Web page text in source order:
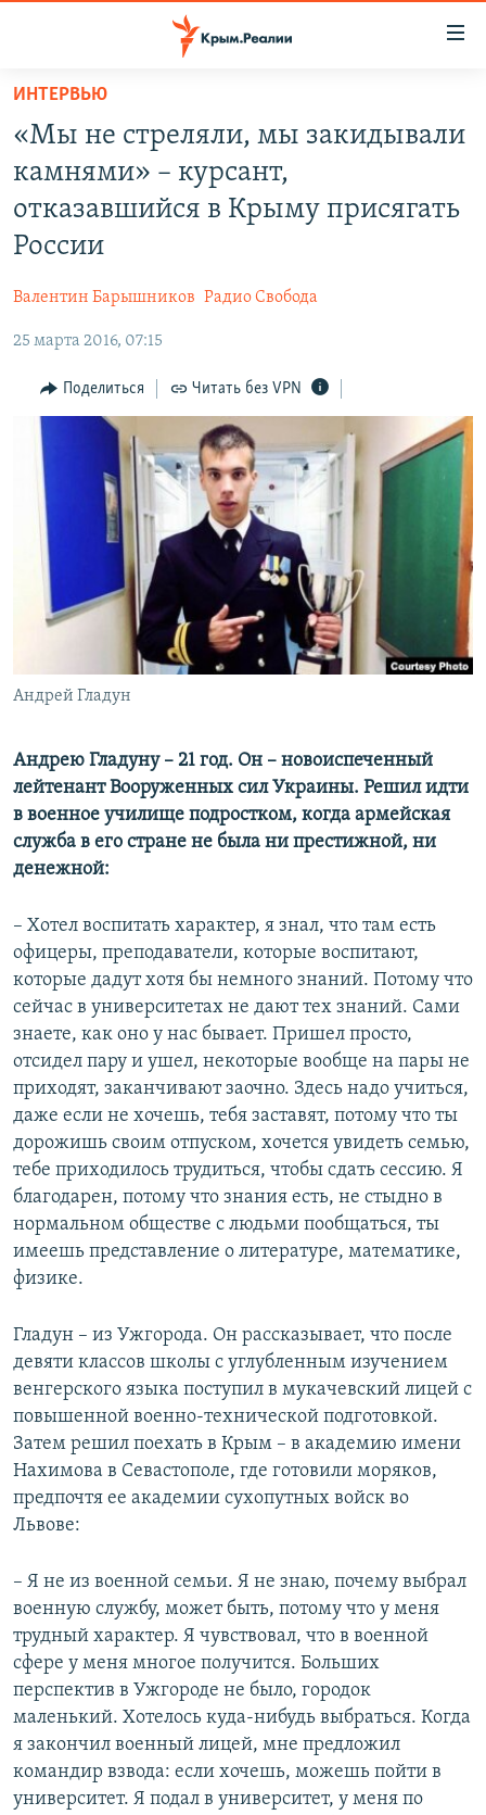
Вернуться
основному
содержанию
главной
Вернутся
ИСТОРИЯ
ИНТЕРАКТИВ
ИНФОГРАФИКА
ТЕЛЕПРОЕКТ КРЫМ.РЕАЛИИ
СОВЕТЫ ПРАВОЗАЩИТНИКОВ
ПРОПАВШИЕ БЕЗ ВЕСТИ
ПОБЕДИТЕЛЕЙ НЕ СУДЯТ?
КРЫМ.НЕПОКОРЕННЫЙ
ELIFBE
УКРАИНСКАЯ ПРОБЛЕМА КРЫМА
РАДІО СВОБОДА
КАК ОБОЙТИ БЛОКИРОВКУ
Qırımtatar
ПРИСОЕДИНЯЙТЕСЬ!
Все сайты RFE/RL
ИНТЕРВЬЮ
«Мы не стреляли, мы закидывали
камнями» – курсант,
отказавшийся в Крыму присягать
России
Валентин Барышников Радио Свобода
25 марта 2016, 07:15
Поделиться Читать без VPN
Андрей Гладун
Андрею Гладуну – 21 год. Он – новоиспеченный
лейтенант Вооруженных сил Украины. Решил идти
в военное училище подростком, когда армейская
служба в его стране не была ни престижной, ни
денежной:
– Хотел воспитать характер, я знал, что там есть
офицеры, преподаватели, которые воспитают,
которые дадут хотя бы немного знаний. Потому что
сейчас в университетах не дают тех знаний. Сами
знаете, как оно у нас бывает. Пришел просто,
отсидел пару и ушел, некоторые вообще на пары не
приходят, заканчивают заочно. Здесь надо учиться,
даже если не хочешь, тебя заставят, потому что ты
дорожишь своим отпуском, хочется увидеть семью,
тебе приходилось трудиться, чтобы сдать сессию. Я
благодарен, потому что знания есть, не стыдно в
нормальном обществе с людьми пообщаться, ты
имеешь представление о литературе, математике,
физике.
Гладун – из Ужгорода. Он рассказывает, что после
девяти классов школы с углубленным изучением
венгерского языка поступил в мукачевский лицей с
повышенной военно-технической подготовкой.
Затем решил поехать в Крым – в академию имени
Нахимова в Севастополе, где готовили моряков,
предпочтя ее академии сухопутных войск во
Львове:
– Я не из военной семьи. Я не знаю, почему выбрал
военную службу, может быть, потому что у меня
трудный характер. Я чувствовал, что в военной
сфере у меня многое получится. Больших
перспектив в Ужгороде не было, городок
маленький. Хотелось куда-нибудь выбраться. Когда
я закончил военный лицей, мне предложил
командир взвода: если хочешь, можешь пойти в
университет. Я подал в университет, у меня по